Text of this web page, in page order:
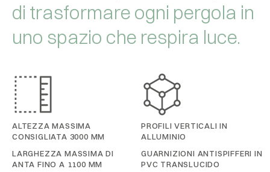
di trasformare ogni pergola in
uno spazio che respira luce.
ALTEZZA MASSIMA
CONSIGLIATA 3000 MM
LARGHEZZA MASSIMA DI
ANTA FINO A 1100 MM
PROFILI VERTICALI IN
ALLUMINIO
GUARNIZIONI ANTISPIFFERI IN
PVC TRANSLUCIDO